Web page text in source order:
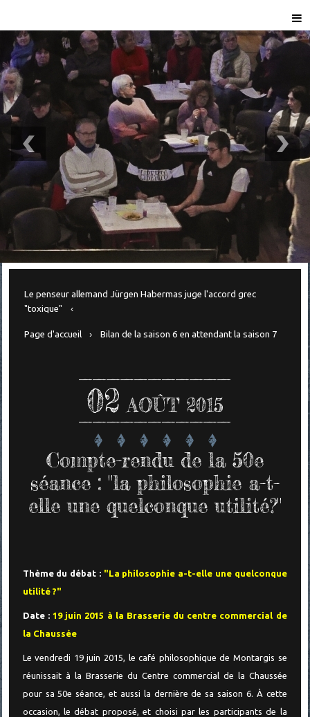
Le penseur allemand Jürgen Habermas juge l'accord grec
"toxique"
Page d'accueil Bilan de la saison 6 en attendant la saison 7
02 AOÛT 2015
Compte-rendu de la 50e
séance : "la philosophie a-t-
elle une quelconque utilité?"
Thème du débat : "La philosophie a-t-elle une quelconque
utilité ?"
Date :19 juin 2015 à la Brasserie du centre commercial de
la Chaussée
Le vendredi 19 juin 2015, le café philosophique de Montargis se
réunissait à la Brasserie du Centre commercial de la Chaussée
pour sa 50e séance, et aussi la dernière de sa saison 6. À cette
occasion, le débat proposé, et choisi par les participants de la